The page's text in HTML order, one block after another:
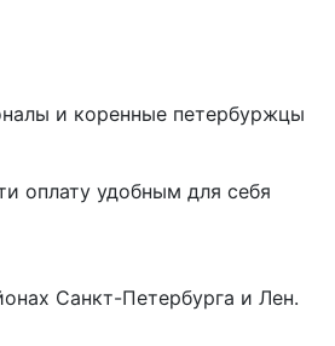
и коренные петербуржцы
оплату удобным для себя
Санкт-Петербурга и Лен.